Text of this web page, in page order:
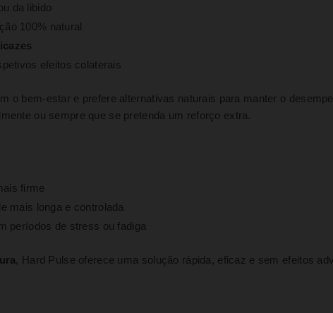
da libido
100% natural
efeitos colaterais
o bem-estar e prefere alternativas naturais para manter o
ou sempre que se pretenda um reforço extra.
firme
mais longa e controlada
períodos de stress ou fadiga
, Hard Pulse oferece uma solução rápida, eficaz e sem efeitos